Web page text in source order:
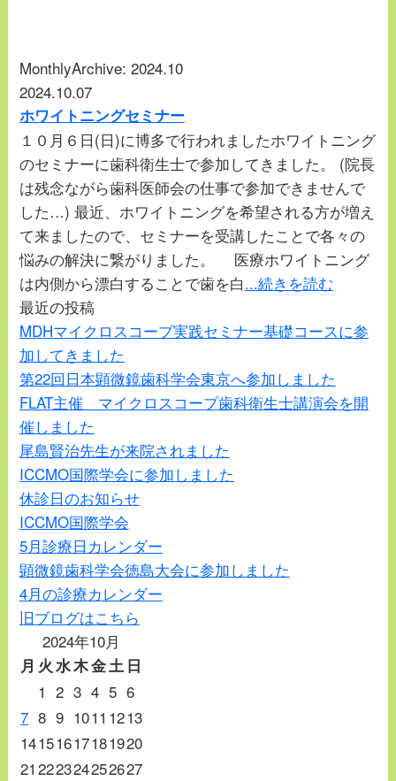
MonthlyArchive: 2024.10
2024.10.07
ホワイトニングセミナー
１０月６日(日)に博多で行われましたホワイトニング
のセミナーに歯科衛生士で参加してきました。 (院長
は残念ながら歯科医師会の仕事で参加できませんで
した…) 最近、ホワイトニングを希望される方が増え
て来ましたので、セミナーを受講したことで各々の
悩みの解決に繋がりました。 医療ホワイトニング
は内側から漂白することで歯を白...続きを読む
最近の投稿
MDHマイクロスコープ実践セミナー基礎コースに参
加してきました
第22回日本顕微鏡歯科学会東京へ参加しました
FLAT主催 マイクロスコープ歯科衛生士講演会を開
催しました
尾島賢治先生が来院されました
ICCMO国際学会に参加しました
休診日のお知らせ
ICCMO国際学会
5月診療日カレンダー
顕微鏡歯科学会徳島大会に参加しました
4月の診療カレンダー
旧ブログはこちら
2024年10月
月 火 水木金土 日
1 2 3 4 5 6
7 8 9 1011 1213
14151617181920
21 222324252627